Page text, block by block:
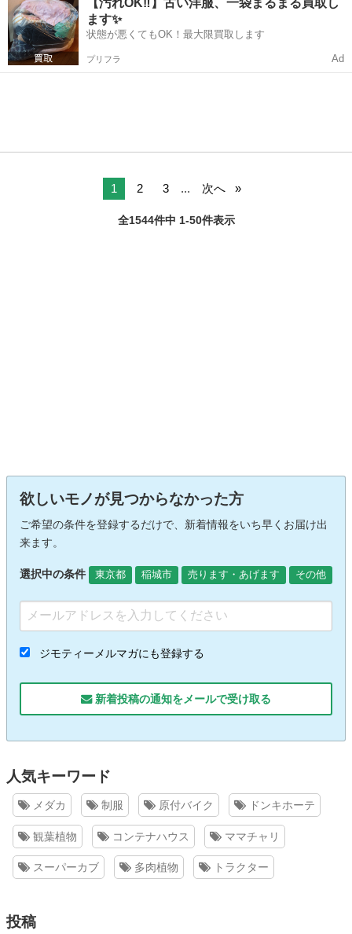
ます✨
状態が悪くてもOK！最大限買取します
プリフラ Ad
1 2 3 ... 次へ
全1544件中 1-50件表示
欲しいモノが見つからなかった方
ご希望の条件を登録するだけで、新着情報をいち早くお届け出
来ます。
選択中の条件 東京都 稲城市 売ります・あげます その他
ジモティーメルマガにも登録する
新着投稿の通知をメールで受け取る
人気キーワード
メダカ 制服 原付バイク ドンキホーテ
観葉植物 コンテナハウス ママチャリ
スーパーカブ 多肉植物 トラクター
投稿